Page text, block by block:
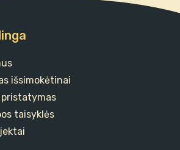
išsimokėtinai
pristatymas
taisyklės